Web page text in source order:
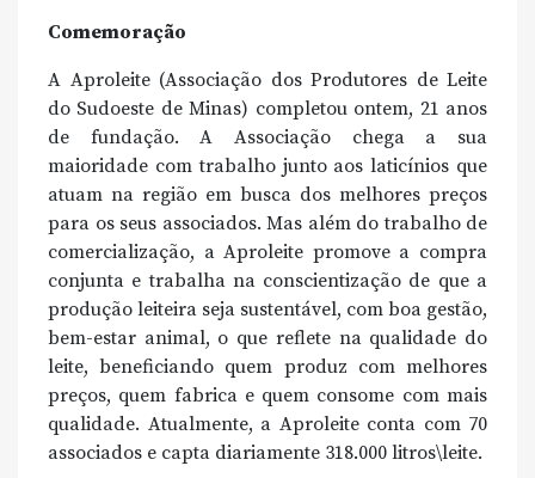
Comemoração
A Aproleite (Associação dos Produtores de Leite
do Sudoeste de Minas) completou ontem, 21 anos
de fundação. A Associação chega a sua
maioridade com trabalho junto aos laticínios que
atuam na região em busca dos melhores preços
para os seus associados. Mas além do trabalho de
comercialização, a Aproleite promove a compra
conjunta e trabalha na conscientização de que a
produção leiteira seja sustentável, com boa gestão,
bem-estar animal, o que reflete na qualidade do
leite, beneficiando quem produz com melhores
preços, quem fabrica e quem consome com mais
qualidade. Atualmente, a Aproleite conta com 70
associados e capta diariamente 318.000 litros\leite.